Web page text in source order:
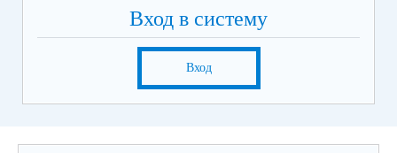
Вход в систему
Вход